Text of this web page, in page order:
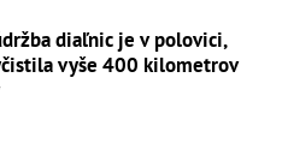
diaľnic je v polovici,
vyše 400 kilometrov